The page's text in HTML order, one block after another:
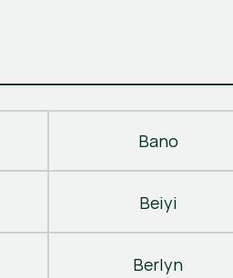
Bano
Beiyi
Berlyn